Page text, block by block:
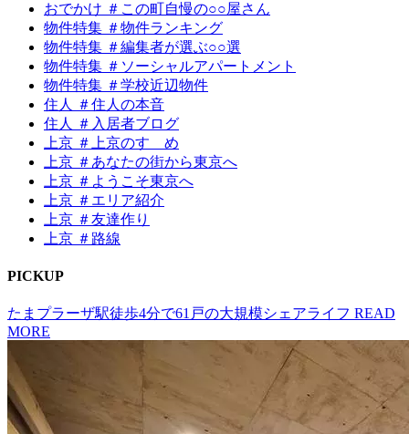
おでかけ ＃この町自慢の○○屋さん
物件特集 ＃物件ランキング
物件特集 ＃編集者が選ぶ○○選
物件特集 ＃ソーシャルアパートメント
物件特集 ＃学校近辺物件
住人 ＃住人の本音
住人 ＃入居者ブログ
上京 ＃上京のすゝめ
上京 ＃あなたの街から東京へ
上京 ＃ようこそ東京へ
上京 ＃エリア紹介
上京 ＃友達作り
上京 ＃路線
PICKUP
たまプラーザ駅徒歩4分で61戸の大規模シェアライフ READ
MORE